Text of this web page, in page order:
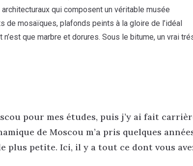
qui composent un véritable musée
de mosaïques, plafonds peints à la gloire de l’idéal
que marbre et dorures. Sous le bitume, un vrai
pour mes études, puis j’y ai fait
de Moscou m’a pris quelques
plus petite. Ici, il y a tout ce dont vous